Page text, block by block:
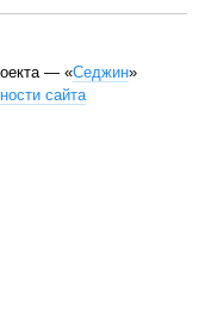
— «Седжин»
сайта